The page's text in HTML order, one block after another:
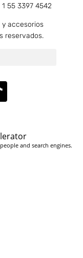
55 3397 4542
y accesorios
reservados.
and search engines.